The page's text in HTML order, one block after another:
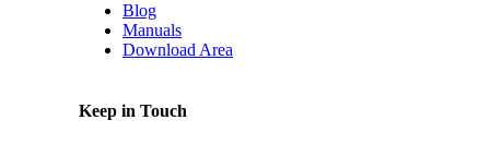
Blog
Manuals
Download Area
Keep in Touch